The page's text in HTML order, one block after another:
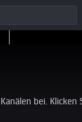
bei. Klicken